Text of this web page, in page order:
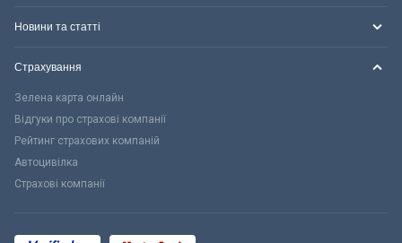
Новини та статті
Страхування
Зелена карта онлайн
Відгуки про страхові компанії
Рейтинг страхових компаній
Автоцивілка
Страхові компанії